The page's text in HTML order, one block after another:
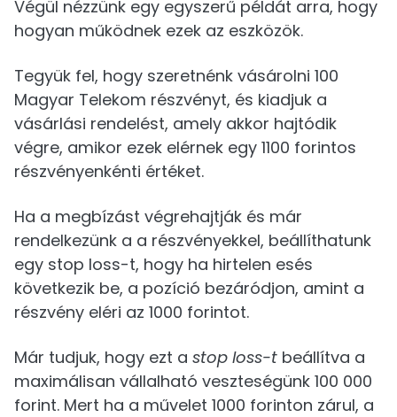
Végül nézzünk egy egyszerű példát arra, hogy
hogyan működnek ezek az eszközök.
Tegyük fel, hogy szeretnénk vásárolni 100
Magyar Telekom részvényt, és kiadjuk a
vásárlási rendelést, amely akkor hajtódik
végre, amikor ezek elérnek egy 1100 forintos
részvényenkénti értéket.
Ha a megbízást végrehajtják és már
rendelkezünk a a részvényekkel, beállíthatunk
egy stop loss-t, hogy ha hirtelen esés
következik be, a pozíció bezáródjon, amint a
részvény eléri az 1000 forintot.
Már tudjuk, hogy ezt a stop loss-t beállítva a
maximálisan vállalható veszteségünk 100 000
forint. Mert ha a művelet 1000 forinton zárul, a